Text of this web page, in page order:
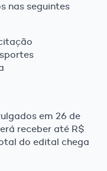
nas seguintes
em 26 de
receber até R$
do edital chega